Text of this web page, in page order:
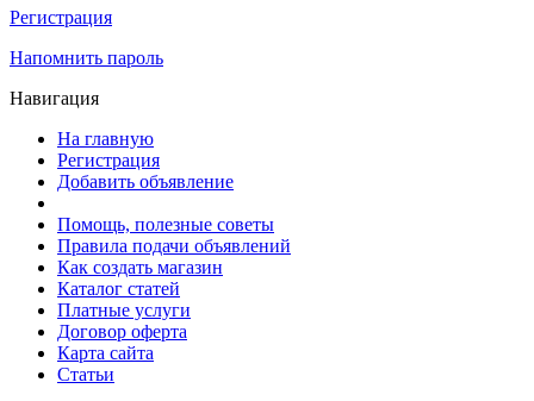
Регистрация
Напомнить пароль
Навигация
На главную
Регистрация
Добавить объявление
Помощь, полезные советы
Правила подачи объявлений
Как создать магазин
Каталог статей
Платные услуги
Договор оферта
Карта сайта
Статьи